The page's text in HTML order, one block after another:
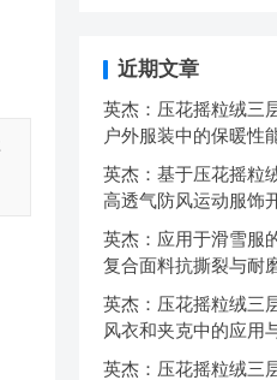
近期文章
英杰：压花摇粒绒三
户外服装中的保暖性
英杰：基于压花摇粒
高透气防风运动服饰
英杰：应用于滑雪服
复合面料抗撕裂与耐
英杰：压花摇粒绒三
风衣和夹克中的应用
英杰：压花摇粒绒三